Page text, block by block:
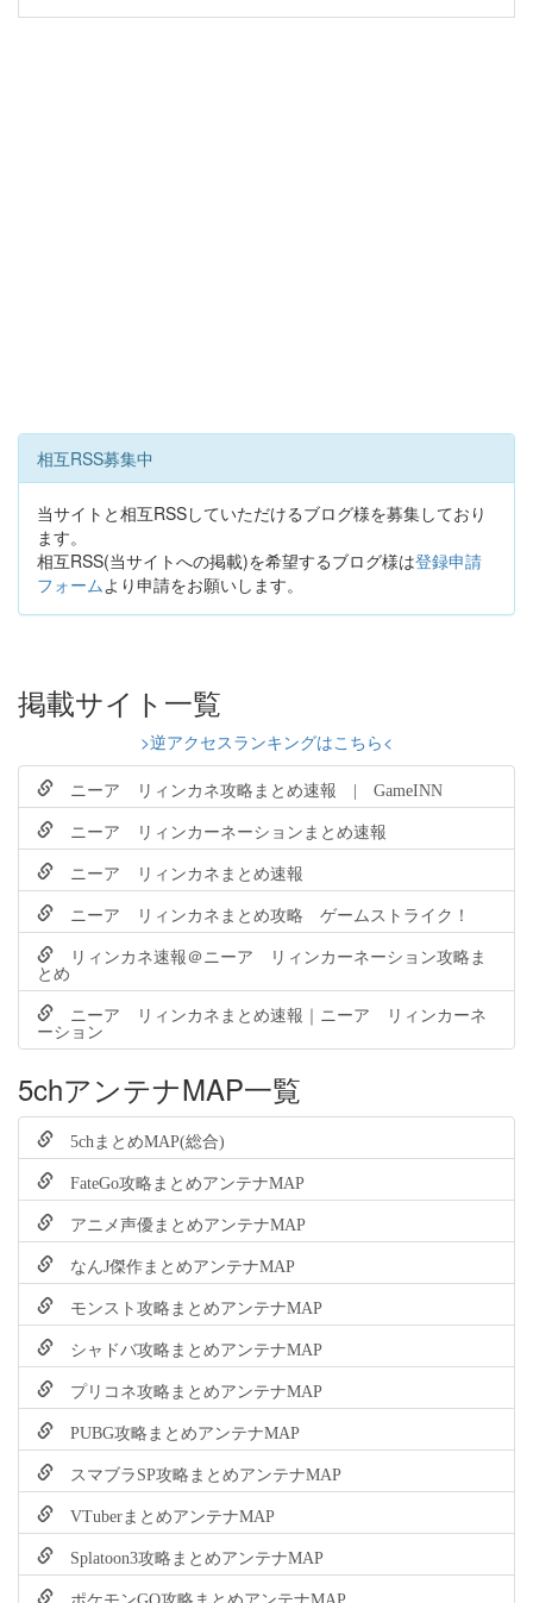
相互RSS募集中
当サイトと相互RSSしていただけるブログ様を募集しており
ます。
相互RSS(当サイトへの掲載)を希望するブログ様は登録申請
フォームより申請をお願いします。
掲載サイト一覧
>逆アクセスランキングはこちら<
ニーア リィンカネ攻略まとめ速報 | GameINN
ニーア リィンカーネーションまとめ速報
ニーア リィンカネまとめ速報
ニーア リィンカネまとめ攻略 ゲームストライク！
リィンカネ速報＠ニーア リィンカーネーション攻略ま
とめ
ニーア リィンカネまとめ速報｜ニーア リィンカーネ
ーション
5chアンテナMAP一覧
5chまとめMAP(総合)
FateGo攻略まとめアンテナMAP
アニメ声優まとめアンテナMAP
なんJ傑作まとめアンテナMAP
モンスト攻略まとめアンテナMAP
シャドバ攻略まとめアンテナMAP
プリコネ攻略まとめアンテナMAP
PUBG攻略まとめアンテナMAP
スマブラSP攻略まとめアンテナMAP
VTuberまとめアンテナMAP
Splatoon3攻略まとめアンテナMAP
ポケモンGO攻略まとめアンテナMAP